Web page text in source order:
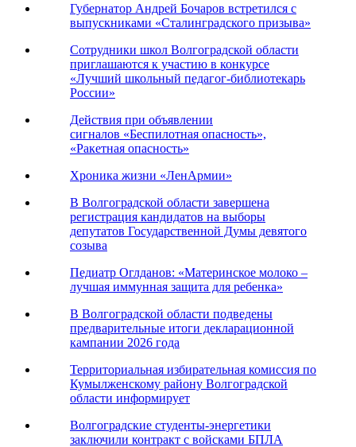
Губернатор Андрей Бочаров встретился с
выпускниками «Сталинградского призыва»
Сотрудники школ Волгоградской области
приглашаются к участию в конкурсе
«Лучший школьный педагог-библиотекарь
России»
Действия при объявлении
сигналов «Беспилотная опасность»,
«Ракетная опасность»
Хроника жизни «ЛенАрмии»
В Волгоградской области завершена
регистрация кандидатов на выборы
депутатов Государственной Думы девятого
созыва
Педиатр Оглданов: «Материнское молоко –
лучшая иммунная защита для ребенка»
В Волгоградской области подведены
предварительные итоги декларационной
кампании 2026 года
Территориальная избирательная комиссия по
Кумылженскому району Волгоградской
области информирует
Волгоградские студенты-энергетики
заключили контракт с войсками БПЛА